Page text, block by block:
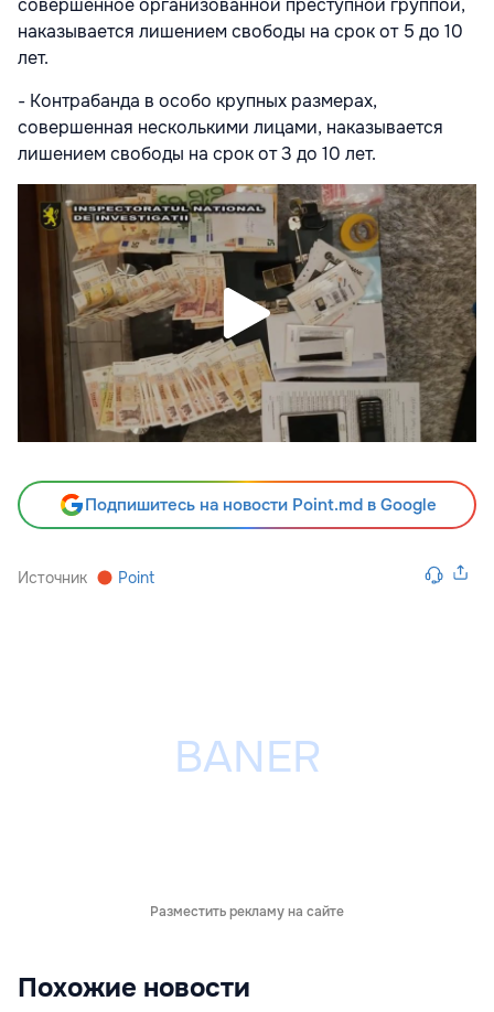
совершенное организованной преступной группой,
наказывается лишением свободы на срок от 5 до 10
лет.
- Контрабанда в особо крупных размерах,
совершенная несколькими лицами, наказывается
лишением свободы на срок от 3 до 10 лет.
Подпишитесь на новости Point.md в Google
Источник Point
Разместить рекламу на сайте
Похожие новости